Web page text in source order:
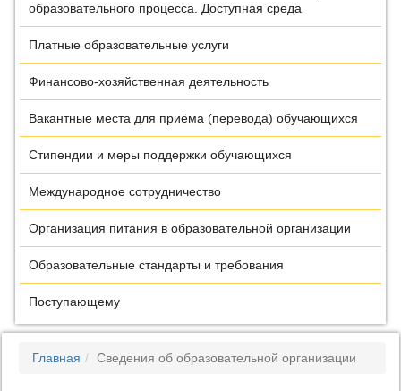
образовательного процесса. Доступная среда
Платные образовательные услуги
Финансово-хозяйственная деятельность
Вакантные места для приёма (перевода) обучающихся
Стипендии и меры поддержки обучающихся
Международное сотрудничество
Организация питания в образовательной организации
Образовательные стандарты и требования
Поступающему
Главная Сведения об образовательной организации